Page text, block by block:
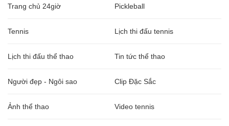
Trang chủ 24giờ Pickleball
Tennis Lịch thi đấu tennis
Lịch thi đấu thể thao Tin tức thể thao
Người đẹp - Ngôi sao Clip Đặc Sắc
Ảnh thể thao Video tennis